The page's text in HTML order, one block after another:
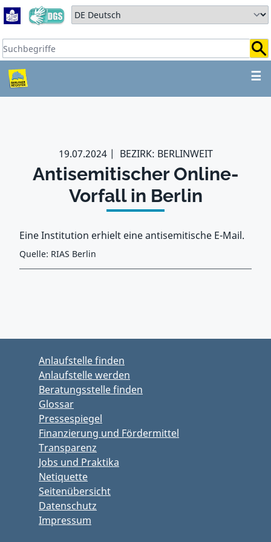
Zum Hauptbereich springen
Zum Hauptmenü springen
Sprache auswählen:
Suchbegriffe:
☰
ZUM HAUPTBEREICH
19.07.2024 BEZIRK: BERLINWEIT
Antisemitischer Online-
Vorfall in Berlin
Eine Institution erhielt eine antisemitische E-Mail.
Quelle: RIAS Berlin
Zurück zu Hauptmenü springen
Anlaufstelle finden
Anlaufstelle werden
Beratungsstelle finden
Glossar
Pressespiegel
Finanzierung und Fördermittel
Transparenz
Jobs und Praktika
Netiquette
Seitenübersicht
Datenschutz
Impressum